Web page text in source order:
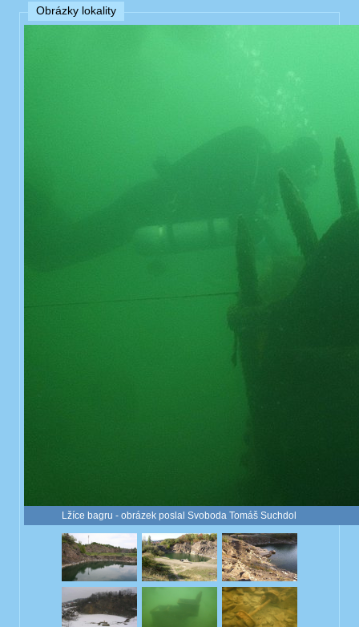
Obrázky lokality
Lžíce bagru - obrázek poslal Svoboda Tomáš Suchdol